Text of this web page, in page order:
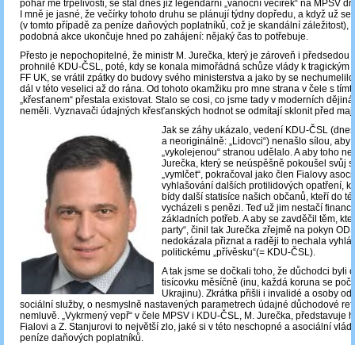
pohár mé trpělivosti, se stal dnes již legendární „vánoční večírek“ na MPSV
I mně je jasné, že večírky tohoto druhu se plánují týdny dopředu, a když už
(v tomto případě za peníze daňových poplatníků, což je skandální záležitost),
podobná akce ukončuje hned po zahájení: nějaký čas to potřebuje.
Přesto je nepochopitelné, že ministr M. Jurečka, který je zároveň i předsedou
prohnilé KDU-ČSL, poté, kdy se konala mimořádná schůze vlády k tragickým
FF UK, se vrátil zpátky do budovy svého ministerstva a jako by se
dál v této veselici až do rána. Od tohoto okamžiku pro mne strana v čele s
„křesťanem“ přestala existovat. Stalo se cosi, co jsme tady v moderních
neměli. Vyznavači údajných křesťanských hodnot se odmítají sklonit před
Jak se záhy ukázalo, vedení KDU-ČSL
a neoriginálně: „Lidovci“) nenašlo sílou, aby
„vykolejenou“ stranou udělalo. A aby toho
Jurečka, který se neúspěšně pokoušel svůj
„vymlčet“, pokračoval jako člen Fialovy
vyhlašování dalších protilidových opatření,
bídy další statisíce našich občanů, kteří do
vycházeli s penězi. Teď už jim nestačí
základních potřeb. A aby se zavděčil těm,
party“, činil tak Jurečka zřejmě na pokyn
nedokázala přiznat a raději to nechala
politickému „přívěsku“(= KDU-ČSL).
A tak jsme se dočkali toho, že důchodci byli
tisícovku měsíčně (inu, každá koruna se
Ukrajinu). Zkrátka přišli i invalidé a osoby
sociální služby, o nesmyslně nastavených parametrech údajné důchodové
nemluvě. „Vykrmený vepř“ v čele MPSV i KDU-ČSL, M. Jurečka, představuje
Fialovi a Z. Stanjurovi to největší zlo, jaké si v této neschopné a asociální
peníze daňových poplatníků.